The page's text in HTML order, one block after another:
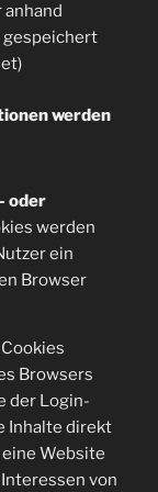
anhand
gespeichert
werden
oder
werden
ein
Browser
Browsers
der Login-
Inhalte direkt
Website
von